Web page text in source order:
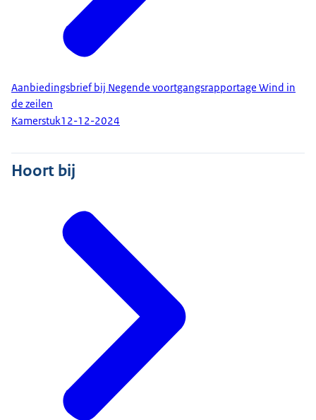
Aanbiedingsbrief bij Negende voortgangsrapportage Wind in
de zeilen
Kamerstuk12-12-2024
Hoort bij